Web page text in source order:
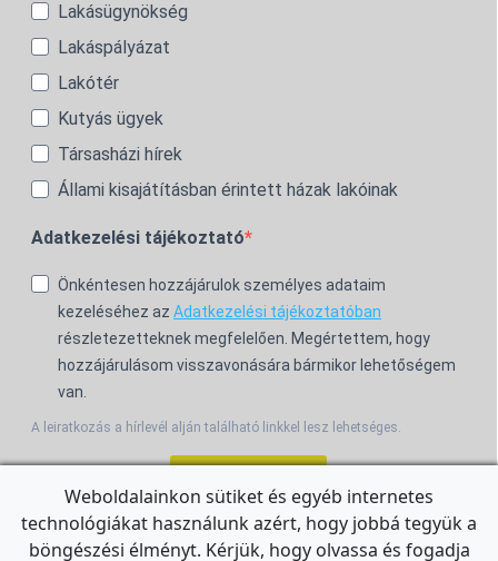
Lakásügynökség
Lakáspályázat
Lakótér
Kutyás ügyek
Társasházi hírek
Állami kisajátításban érintett házak lakóinak
Adatkezelési tájékoztató
Önkéntesen hozzájárulok személyes adataim
kezeléséhez az Adatkezelési tájékoztatóban
részletezetteknek megfelelően. Megértettem, hogy
hozzájárulásom visszavonására bármikor lehetőségem
van.
A leiratkozás a hírlevél alján található linkkel lesz lehetséges.
For the English Newsletter, clickHERE.
Weboldalainkon sütiket és egyéb internetes
technológiákat használunk azért, hogy jobbá tegyük a
böngészési élményt. Kérjük, hogy olvassa és fogadja